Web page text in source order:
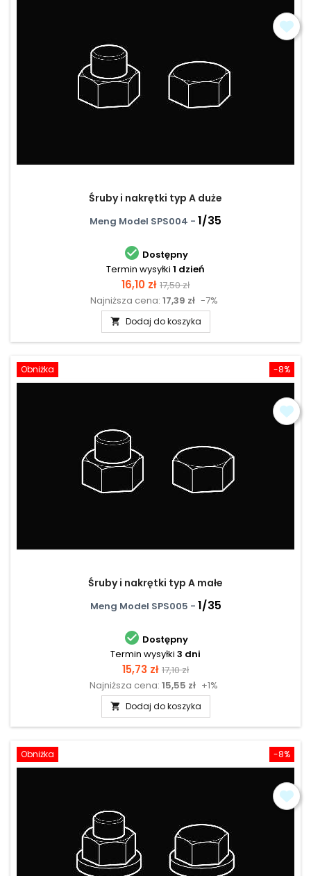
Śruby i nakrętki typ A duże
Meng Model SPS004 - 1/35
 Dostępny
Termin wysyłki 1 dzień
Cena
16,10 zł Cena
podstawowa
17,50 zł
Najniższa cena: 17,39 zł -7%
 Dodaj do koszyka
-8%
Obniżka
Śruby i nakrętki typ A małe
Meng Model SPS005 - 1/35
 Dostępny
Termin wysyłki 3 dni
Cena
15,73 zł Cena
podstawowa
17,10 zł
Najniższa cena: 15,55 zł +1%
 Dodaj do koszyka
-8%
Obniżka